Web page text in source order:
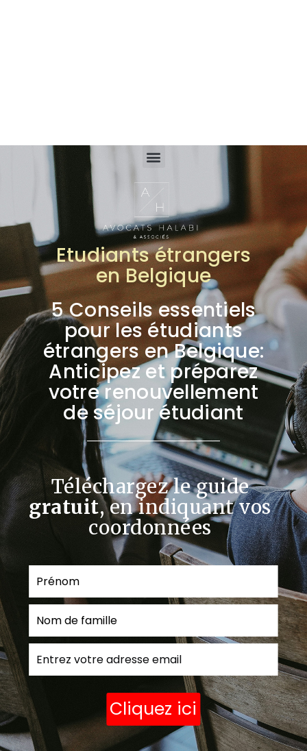
Etudiants étrangers
en Belgique
5 Conseils essentiels
pour les étudiants
étrangers en Belgique:
Anticipez et préparez
votre renouvellement
de séjour étudiant
Téléchargez le guide
gratuit, en indiquant vos
coordonnées